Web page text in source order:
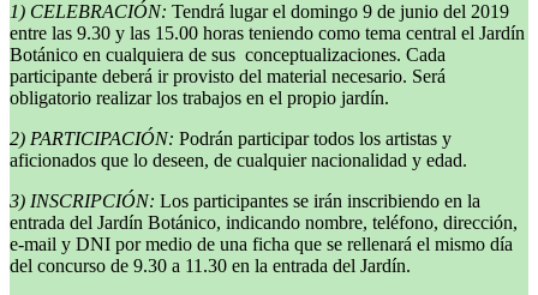
1) CELEBRACIÓN: Tendrá lugar el domingo 9 de junio del 2019
entre las 9.30 y las 15.00 horas teniendo como tema central el Jardín
Botánico en cualquiera de sus conceptualizaciones. Cada
participante deberá ir provisto del material necesario. Será
obligatorio realizar los trabajos en el propio jardín.
2) PARTICIPACIÓN: Podrán participar todos los artistas y
aficionados que lo deseen, de cualquier nacionalidad y edad.
3) INSCRIPCIÓN: Los participantes se irán inscribiendo en la
entrada del Jardín Botánico, indicando nombre, teléfono, dirección,
e-mail y DNI por medio de una ficha que se rellenará el mismo día
del concurso de 9.30 a 11.30 en la entrada del Jardín.